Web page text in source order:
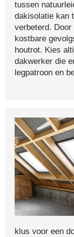
tussen
dakisolatie kan
verbeterd.
kostbare
houtrot. Kies
dakwerker die
legpatroon en
klus voor een